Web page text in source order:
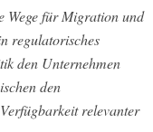
Wege für Migration und
regulatorisches
den Unternehmen
den
relevanter